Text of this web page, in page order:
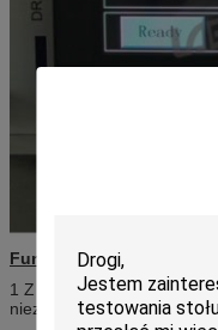
Funkcje i funkcje
1 Z górnym i dolnym
niezawodność;